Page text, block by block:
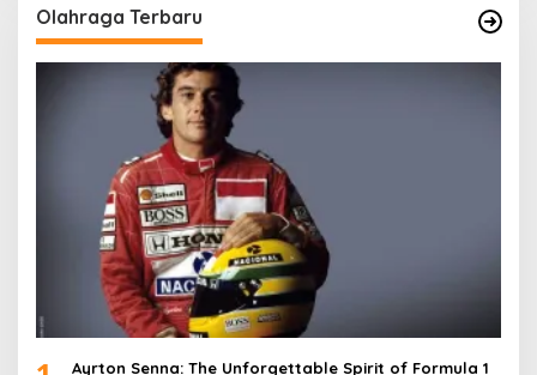
Olahraga Terbaru
Ayrton Senna: The Unforgettable Spirit of Formula 1